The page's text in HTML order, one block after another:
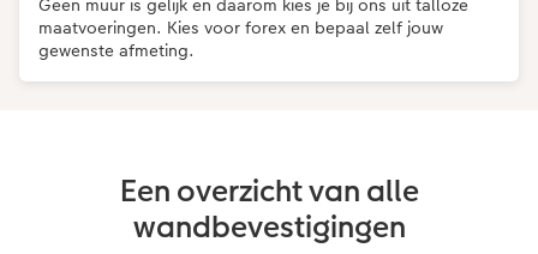
Geen muur is gelijk en daarom kies je bij ons uit talloze
maatvoeringen. Kies voor forex en bepaal zelf jouw
gewenste afmeting.
Een overzicht van alle
wandbevestigingen